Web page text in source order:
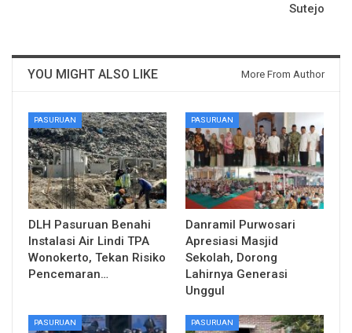
Sutejo
YOU MIGHT ALSO LIKE More From Author
PASURUAN
DLH Pasuruan Benahi
Instalasi Air Lindi TPA
Wonokerto, Tekan Risiko
Pencemaran…
PASURUAN
Danramil Purwosari
Apresiasi Masjid
Sekolah, Dorong
Lahirnya Generasi
Unggul
PASURUAN PASURUAN